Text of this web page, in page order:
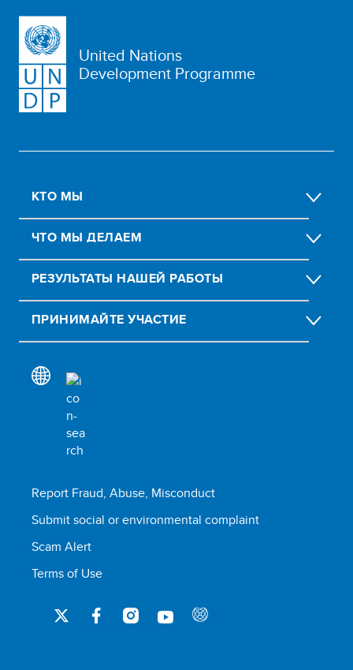
United Nations
Development Programme
КТО МЫ
ЧТО МЫ ДЕЛАЕМ
РЕЗУЛЬТАТЫ НАШЕЙ РАБОТЫ
ПРИНИМАЙТЕ УЧАСТИЕ
Report Fraud, Abuse, Misconduct
Submit social or environmental complaint
Scam Alert
Terms of Use